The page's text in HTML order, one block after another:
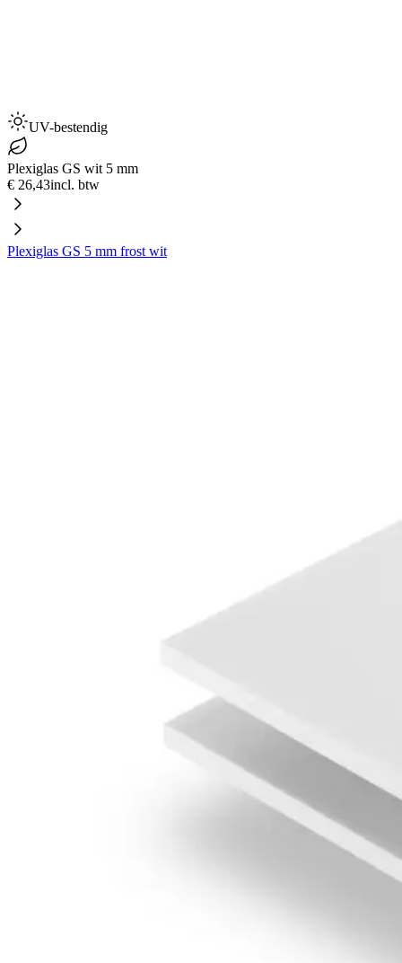
UV-bestendig
Plexiglas GS wit 5 mm
€ 26,43incl. btw
Plexiglas GS 5 mm frost wit